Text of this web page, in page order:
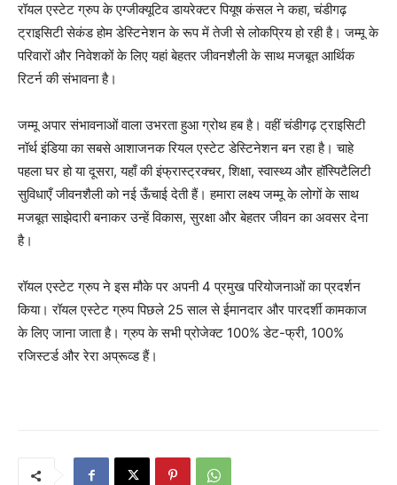
रॉयल एस्टेट ग्रुप के एग्जीक्यूटिव डायरेक्टर पियूष कंसल ने कहा, चंडीगढ़
ट्राइसिटी सेकंड होम डेस्टिनेशन के रूप में तेजी से लोकप्रिय हो रही है। जम्मू के
परिवारों और निवेशकों के लिए यहां बेहतर जीवनशैली के साथ मजबूत आर्थिक
रिटर्न की संभावना है।
जम्मू अपार संभावनाओं वाला उभरता हुआ ग्रोथ हब है। वहीं चंडीगढ़ ट्राइसिटी
नॉर्थ इंडिया का सबसे आशाजनक रियल एस्टेट डेस्टिनेशन बन रहा है। चाहे
पहला घर हो या दूसरा, यहाँ की इंफ्रास्ट्रक्चर, शिक्षा, स्वास्थ्य और हॉस्पिटैलिटी
सुविधाएँ जीवनशैली को नई ऊँचाई देती हैं। हमारा लक्ष्य जम्मू के लोगों के साथ
मजबूत साझेदारी बनाकर उन्हें विकास, सुरक्षा और बेहतर जीवन का अवसर देना
है।
रॉयल एस्टेट ग्रुप ने इस मौके पर अपनी 4 प्रमुख परियोजनाओं का प्रदर्शन
किया। रॉयल एस्टेट ग्रुप पिछले 25 साल से ईमानदार और पारदर्शी कामकाज
के लिए जाना जाता है। ग्रुप के सभी प्रोजेक्ट 100% डेट-फ्री, 100%
रजिस्टर्ड और रेरा अप्रूव्ड हैं।